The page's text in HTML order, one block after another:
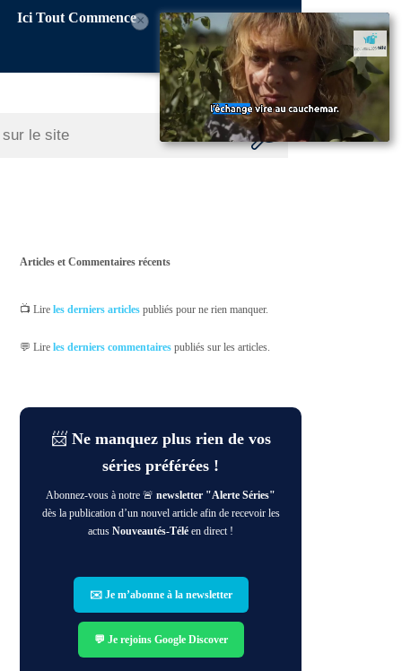
Ici Tout Commence×
Articles et Commentaires récents
📺 Lireles derniers articles publiés pour ne rien manquer.
💬 Lireles derniers commentaires publiés sur les articles.
📨 Ne manquez plus rien de vos
séries préférées !
Abonnez-vous à notre 🚨newsletter "Alerte Séries"
dès la publication d’un nouvel article afin de recevoir les
actusNouveautés-Télé en direct !
✉️ Je m’abonne à la newsletter
💬 Je rejoins Google Discover